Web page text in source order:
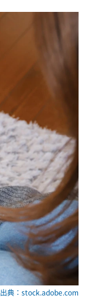
出典：stock.adobe.com